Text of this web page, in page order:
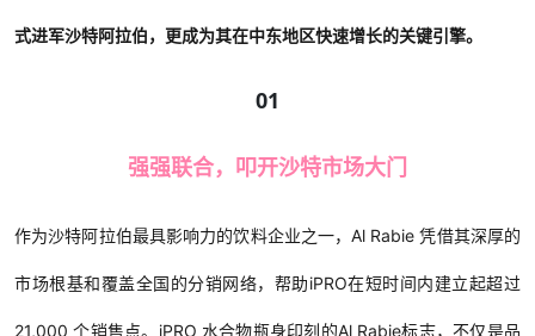
式进军沙特阿拉伯，更成为其在中东地区快速增长的关键引擎。
01
强强联合，叩开沙特市场大门
作为沙特阿拉伯最具影响力的饮料企业之一，Al Rabie 凭借其深厚的
市场根基和覆盖全国的分销网络，帮助iPRO在短时间内建立起超过
21,000 个销售点。iPRO 水合物瓶身印刻的Al Rabie标志，不仅是品